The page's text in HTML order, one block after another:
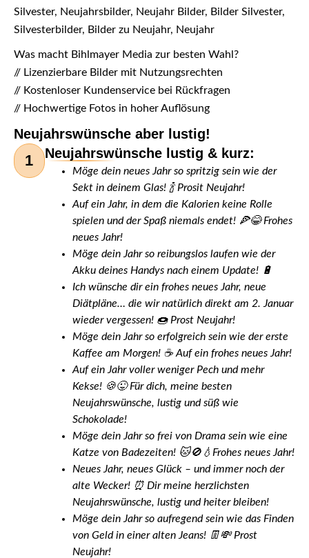
Silvester, Neujahrsbilder, Neujahr Bilder, Bilder Silvester,
Silvesterbilder, Bilder zu Neujahr, Neujahr
Was macht Bihlmayer Media zur besten Wahl?
// Lizenzierbare Bilder mit Nutzungsrechten
// Kostenloser Kundenservice bei Rückfragen
// Hochwertige Fotos in hoher Auflösung
Neujahrswünsche aber lustig!
1 Neujahrswünsche lustig & kurz:
Möge dein neues Jahr so spritzig sein wie der
Sekt in deinem Glas! 🍾 Prosit Neujahr!
Auf ein Jahr, in dem die Kalorien keine Rolle
spielen und der Spaß niemals endet! 🍕😂 Frohes
neues Jahr!
Möge dein Jahr so reibungslos laufen wie der
Akku deines Handys nach einem Update! 🔋
Ich wünsche dir ein frohes neues Jahr, neue
Diätpläne… die wir natürlich direkt am 2. Januar
wieder vergessen! 🍩 Prost Neujahr!
Möge dein Jahr so erfolgreich sein wie der erste
Kaffee am Morgen! ☕️ Auf ein frohes neues Jahr!
Auf ein Jahr voller weniger Pech und mehr
Kekse! 🍪😜 Für dich, meine besten
Neujahrswünsche, lustig und süß wie
Schokolade!
Möge dein Jahr so frei von Drama sein wie eine
Katze von Badezeiten! 🐱🚫💧Frohes neues Jahr!
Neues Jahr, neues Glück – und immer noch der
alte Wecker! ⏰ Dir meine herzlichsten
Neujahrswünsche, lustig und heiter bleiben!
Möge dein Jahr so aufregend sein wie das Finden
von Geld in einer alten Jeans! 👖💸 Prost
Neujahr!